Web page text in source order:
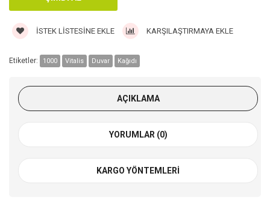
İSTEK LISTESINE EKLE KARŞILAŞTIRMAYA EKLE
Etiketler: 1000 Vitalis Duvar Kağıdı
AÇIKLAMA
YORUMLAR (0)
KARGO YÖNTEMLERI